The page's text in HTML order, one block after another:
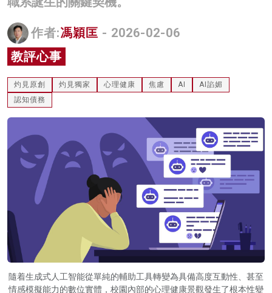
名家榜
灼見活動
關於我們
作者:馮穎匡 - 2026-02-06
教評心事
灼見原創 灼見獨家 心理健康 焦慮 AI
AI諂媚
認知債務
隨着生成式人工智能從單純的輔助工具轉變為具備高度互動性、甚至
情感模擬能力的數位實體，校園內部的心理健康景觀發生了根本性變